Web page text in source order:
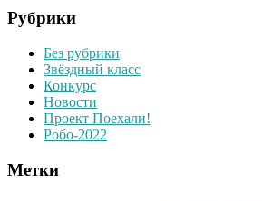
Рубрики
Без рубрики
Звёздный класс
Конкурс
Новости
Проект Поехали!
Робо-2022
Метки